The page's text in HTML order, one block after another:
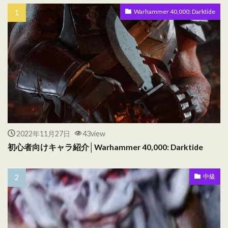
Warhammer 40,000: Darktide
2022年11月27日 43view
初心者向けキャラ紹介│Warhammer 40,000: Darktide
中級